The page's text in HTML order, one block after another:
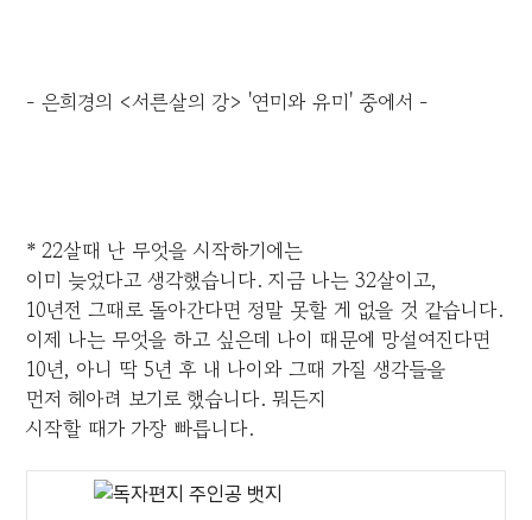
- 은희경의 <서른살의 강> '연미와 유미' 중에서 -
* 22살때 난 무엇을 시작하기에는
이미 늦었다고 생각했습니다. 지금 나는 32살이고,
10년전 그때로 돌아간다면 정말 못할 게 없을 것 같습니다.
이제 나는 무엇을 하고 싶은데 나이 때문에 망설여진다면
10년, 아니 딱 5년 후 내 나이와 그때 가질 생각들을
먼저 헤아려 보기로 했습니다. 뭐든지
시작할 때가 가장 빠릅니다.